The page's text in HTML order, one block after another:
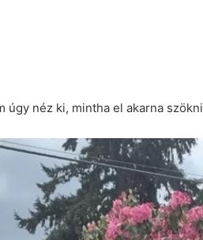
úgy néz ki, mintha el akarna